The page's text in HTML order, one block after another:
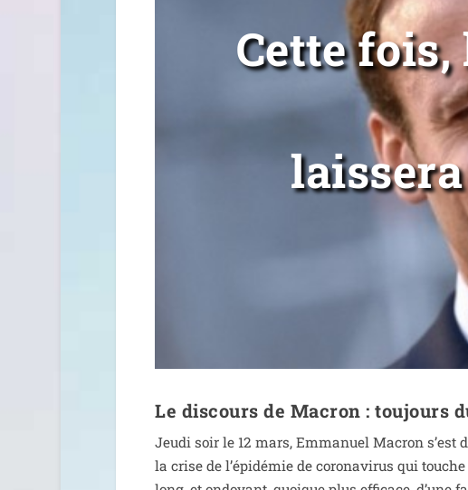
Cette fois,
Le discours de Macron : toujours
Jeudi soir le 12 mars, Emmanuel Macron
la crise de l’épidémie de coro­na­vi­rus qui